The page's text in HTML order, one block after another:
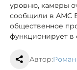
уровню, камеры
сообщили в АМС
общественное
функционирует
Автор: